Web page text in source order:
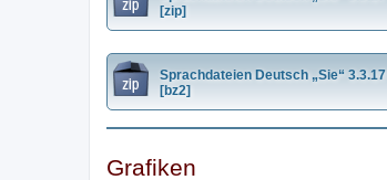
[zip]
Sprachdateien Deutsch „Sie“ 3.3.17
[bz2]
Grafiken